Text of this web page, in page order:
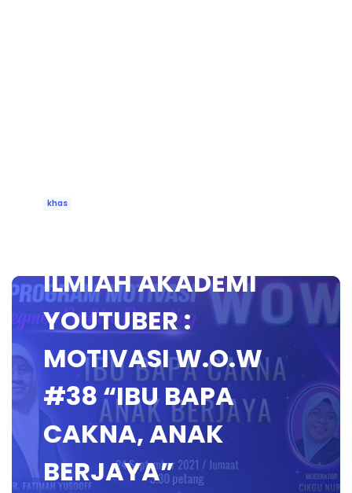
khas
ILMIAH AKADEMI
YOUTUBER :
MOTIVASI W.O.W
#38 “IBU BAPA
CAKNA, ANAK
BERJAYA”